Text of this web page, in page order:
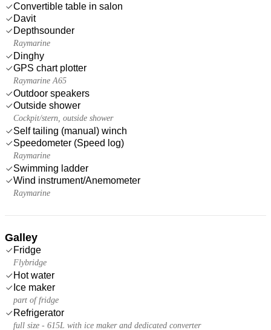
Convertible table in salon
Davit
Depthsounder
Raymarine
Dinghy
GPS chart plotter
Raymarine A65
Outdoor speakers
Outside shower
Cockpit/stern, outside shower
Self tailing (manual) winch
Speedometer (Speed log)
Raymarine
Swimming ladder
Wind instrument/Anemometer
Raymarine
Galley
Fridge
Flybridge
Hot water
Ice maker
part of fridge
Refrigerator
full size - 615L with ice maker and dedicated converter